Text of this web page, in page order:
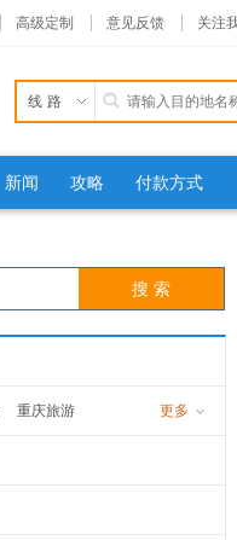
高级定制 意见反馈 关注
线路
新闻 攻略 付款方式
重庆旅游
更多